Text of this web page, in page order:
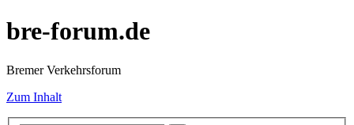
bre-forum.de
Bremer Verkehrsforum
Zum Inhalt